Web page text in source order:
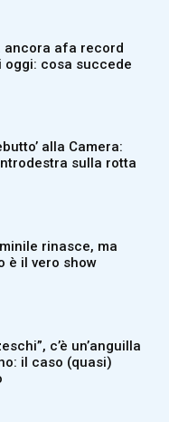
ancora afa record
oggi: cosa succede
alla Camera:
sulla rotta
rinasce, ma
è il vero show
c’è un’anguilla
il caso (quasi)